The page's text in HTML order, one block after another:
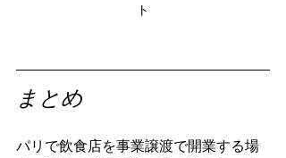
ト
まとめ
パリで飲食店を事業譲渡で開業する場